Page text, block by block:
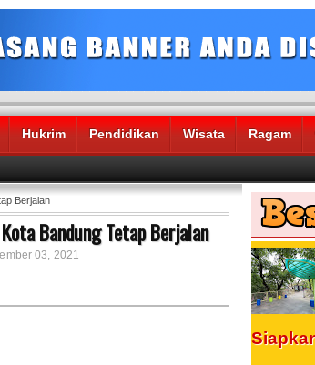
Hukrim Pendidikan Wisata Ragam
Berjalan
Bandung Tetap Berjalan
03, 2021